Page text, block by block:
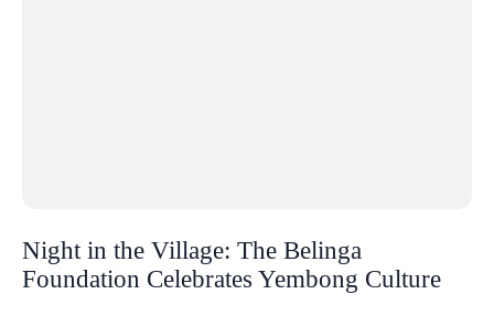
Night in the Village: The Belinga
Foundation Celebrates Yembong Culture